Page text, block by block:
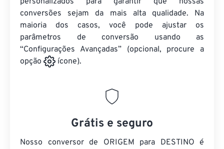
conversões sejam da mais alta qualidade. Na
maioria dos casos, você pode ajustar os
parâmetros de conversão usando as
“Configurações Avançadas” (opcional, procure a
opção
ícone).
Grátis e seguro
Nosso conversor de ORIGEM para DESTINO é